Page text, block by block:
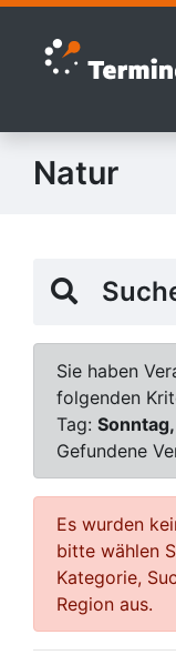
Zur Navigation
Zum Inhalt springen
Natur
Sie haben
folgenden
Tag:
Gefundene
Es wurden
bitte wählen
Kategorie,
Region aus.